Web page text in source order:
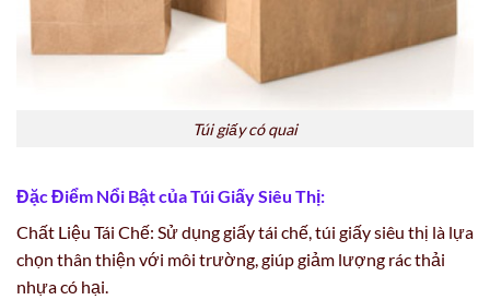
Túi giấy có quai
Đặc Điểm Nổi Bật của Túi Giấy Siêu Thị:
Chất Liệu Tái Chế: Sử dụng giấy tái chế, túi giấy siêu thị là lựa
chọn thân thiện với môi trường, giúp giảm lượng rác thải
nhựa có hại.